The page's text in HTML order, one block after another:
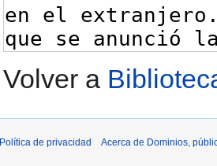
Volver a
Política de privacidad Acerca de Dominios,